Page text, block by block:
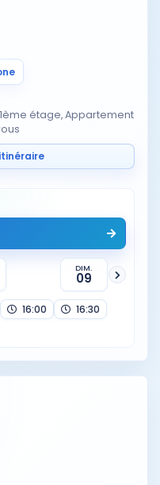
étage, Appartement
DIM.
09
16:00
16:30